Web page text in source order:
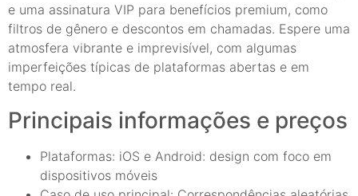
e uma assinatura VIP para benefícios premium, como
filtros de gênero e descontos em chamadas. Espere uma
atmosfera vibrante e imprevisível, com algumas
imperfeições típicas de plataformas abertas e em
tempo real.
Principais informações e preços
Plataformas: iOS e Android: design com foco em
dispositivos móveis